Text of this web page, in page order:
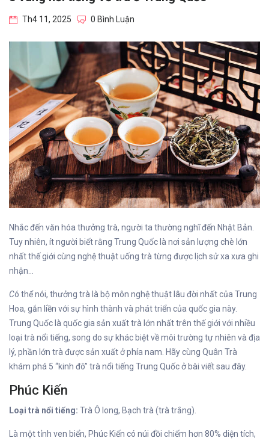
Th4 11, 2025 0 Bình Luận
Nhắc đến văn hóa thưởng trà, người ta thường nghĩ đến Nhật Bản.
Tuy nhiên, ít người biết rằng Trung Quốc là nơi sản lượng chè lớn
nhất thế giới cùng nghệ thuật uống trà từng được lịch sử xa xưa ghi
nhận…
Có thể nói, thưởng trà là bộ môn nghệ thuật lâu đời nhất của Trung
Hoa, gắn liền với sự hình thành và phát triển của quốc gia này.
Trung Quốc là quốc gia sản xuất trà lớn nhất trên thế giới với nhiều
loại trà nổi tiếng, song do sự khác biệt về môi trường tự nhiên và địa
lý, phần lớn trà được sản xuất ở phía nam. Hãy cùng Quân Trà
khám phá 5 “kinh đô” trà nổi tiếng Trung Quốc ở bài viết sau đây.
Phúc Kiến
Loại trà nổi tiếng: Trà Ô long, Bạch trà (trà trắng).
Là một tỉnh ven biển, Phúc Kiến có núi đồi chiếm hơn 80% diện tích,